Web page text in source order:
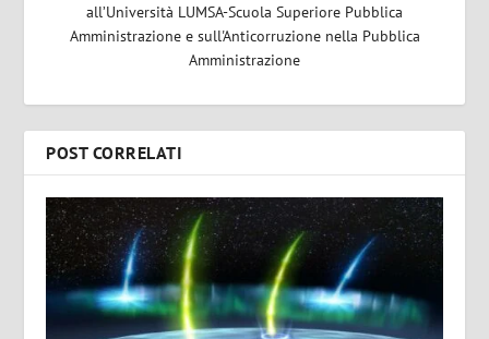
all’Università LUMSA-Scuola Superiore Pubblica
Amministrazione e sull'Anticorruzione nella Pubblica
Amministrazione
POST CORRELATI